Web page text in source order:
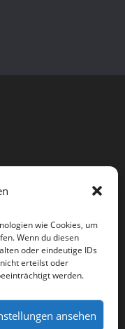
wie Cookies, um
Wenn du diesen
oder eindeutige IDs
erteilst oder
werden.
ansehen